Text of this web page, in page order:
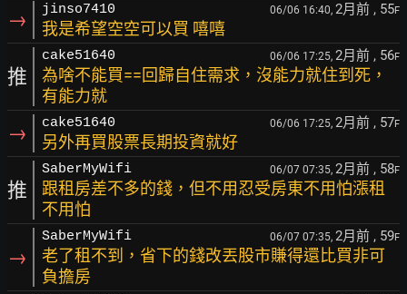
→ jinso7410 06/06 16:40, 2月前 , 55F
我是希望空空可以買 嘻嘻
推
cake51640 06/06 17:25, 2月前 , 56F
為啥不能買==回歸自住需求，沒能力就住到死，
有能力就
→ cake51640 06/06 17:25, 2月前 , 57F
另外再買股票長期投資就好
推
SaberMyWifi 06/07 07:35, 2月前 , 58F
跟租房差不多的錢，但不用忍受房東不用怕漲租
不用怕
→
SaberMyWifi 06/07 07:35, 2月前 , 59F
老了租不到，省下的錢改丟股市賺得還比買非可
負擔房